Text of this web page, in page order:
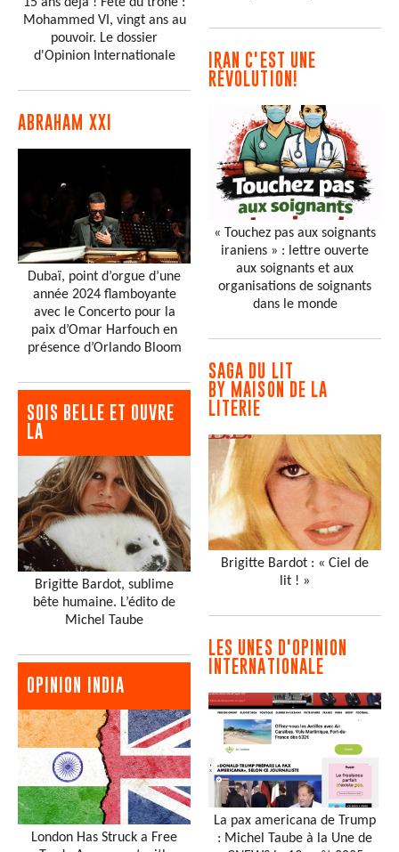
Mohammed VI, vingt ans au
pouvoir. Le dossier
d'Opinion Internationale
ABRAHAM XXI
Dubaï, point d’orgue d’une
année 2024 flamboyante
avec le Concerto pour la
paix d’Omar Harfouch en
présence d’Orlando Bloom
SOIS BELLE ET OUVRE
LA
Brigitte Bardot, sublime
bête humaine. L’édito de
Michel Taube
OPINION INDIA
London Has Struck a Free
IRAN C'EST UNE
RÉVOLUTION!
« Touchez pas aux soignants
iraniens » : lettre ouverte
aux soignants et aux
organisations de soignants
dans le monde
SAGA DU LIT
BY MAISON DE LA
LITERIE
Brigitte Bardot : « Ciel de
lit ! »
LES UNES D'OPINION
INTERNATIONALE
La pax americana de Trump
: Michel Taube à la Une de